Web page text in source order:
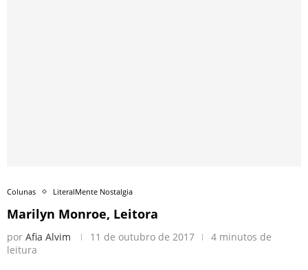
Colunas LiteralMente Nostalgia
Marilyn Monroe, Leitora
por Afia Alvim 11 de outubro de 2017
4 minutos de
leitura